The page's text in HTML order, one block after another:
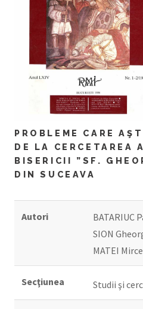
PROBLEME CARE
DE LA CERCETAREA
BISERICII ”SF.
DIN SUCEAVA
Autori
BATARIUC
SION
MATEI
Secţiunea Studii şi